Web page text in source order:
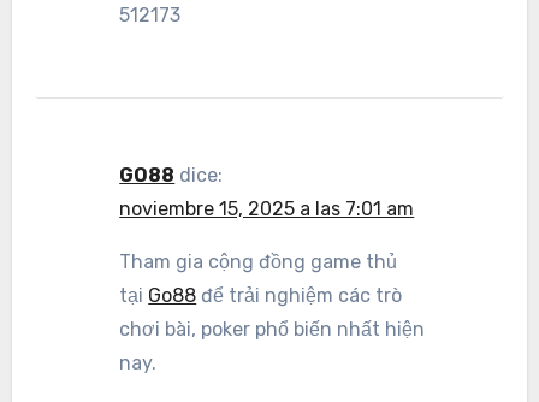
512173
GO88 dice:
noviembre 15, 2025 a las 7:01 am
Tham gia cộng đồng game thủ
tại Go88 để trải nghiệm các trò
chơi bài, poker phổ biến nhất hiện
nay.